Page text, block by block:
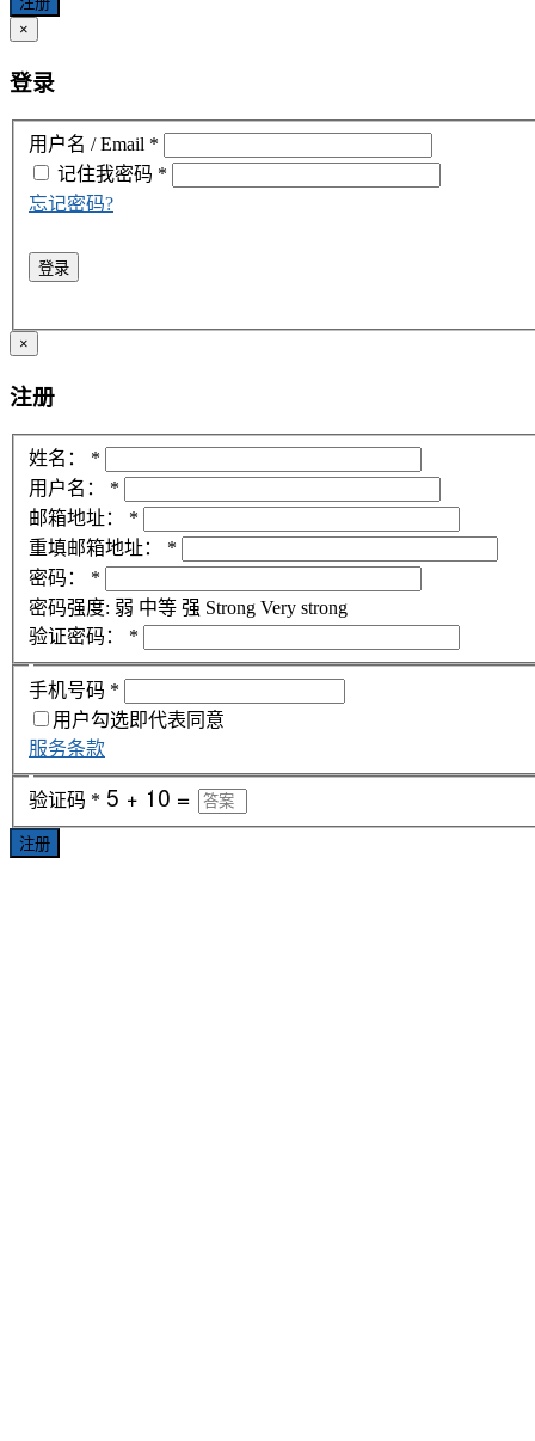
×
登录
用户名 / Email *
密码 *
记住我
忘记密码?
登录
×
注册
姓名：
*
用户名：
*
邮箱地址：
*
重填邮箱地址：
*
密码：
*
密码强度: 弱 中等 强 Strong Very strong
验证密码：
*
手机号码 *
用户勾选即代表同意
服务条款
验证码 *
注册